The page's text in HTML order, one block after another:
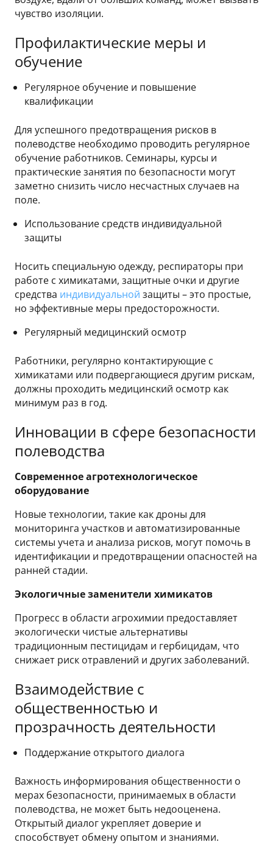
чувство изоляции.
Профилактические меры и
обучение
Регулярное обучение и повышение
квалификации
Для успешного предотвращения рисков в
полеводстве необходимо проводить регулярное
обучение работников. Семинары, курсы и
практические занятия по безопасности могут
заметно снизить число несчастных случаев на
поле.
Использование средств индивидуальной
защиты
Носить специальную одежду, респираторы при
работе с химикатами, защитные очки и другие
средства индивидуальной защиты – это простые,
но эффективные меры предосторожности.
Регулярный медицинский осмотр
Работники, регулярно контактирующие с
химикатами или подвергающиеся другим рискам,
должны проходить медицинский осмотр как
минимум раз в год.
Инновации в сфере безопасности
полеводства
Современное агротехнологическое
оборудование
Новые технологии, такие как дроны для
мониторинга участков и автоматизированные
системы учета и анализа рисков, могут помочь в
идентификации и предотвращении опасностей на
ранней стадии.
Экологичные заменители химикатов
Прогресс в области агрохимии предоставляет
экологически чистые альтернативы
традиционным пестицидам и гербицидам, что
снижает риск отравлений и других заболеваний.
Взаимодействие с
общественностью и
прозрачность деятельности
Поддержание открытого диалога
Важность информирования общественности о
мерах безопасности, принимаемых в области
полеводства, не может быть недооценена.
Открытый диалог укрепляет доверие и
способствует обмену опытом и знаниями.